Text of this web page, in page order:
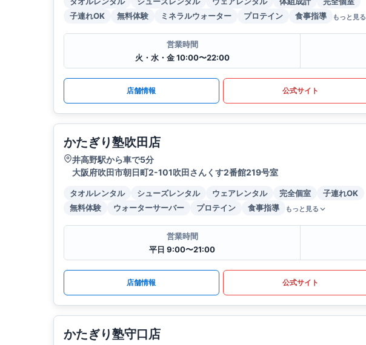
子連れOK
無料体験 ミネラルウォーター プロテイン 食事指導 もっと見る
営業時間
火・水・金 10:00〜22:00
店舗情報 公式サイト
かたぎり塾吹田店
井高野駅から車で5分
大阪府吹田市朝日町2-101吹田さんくす2番館219号室
タオルレンタル シューズレンタル ウェアレンタル 完全個室
子連れOK
無料体験
ウォーターサーバー プロテイン 食事指導 もっと見る
営業時間
平日 9:00〜21:00
店舗情報 公式サイト
かたぎり塾守口店